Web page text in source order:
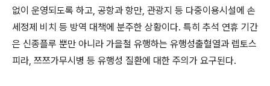
없이 운영되도록 하고, 공항과 항만, 관광지 등 다중이용시설에 손
세정제 비치 등 방역 대책에 분주한 상황이다. 특히 추석 연휴 기간
은 신종플루 뿐만 아니라 가을철 유행하는 유행성출혈열과 렙토스
피라, 쯔쯔가무시병 등 유행성 질환에 대한 주의가 요구된다.